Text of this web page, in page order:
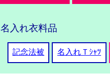
名入れ衣料品
記念法被 名入れＴｼｬﾂ